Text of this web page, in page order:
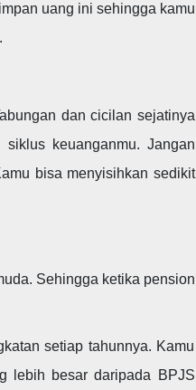
uang ini sehingga kamu
dan cicilan sejatinya
keuanganmu. Jangan
bisa menyisihkan sedikit
Sehingga ketika pension
setiap tahunnya. Kamu
lebih besar daripada BPJS